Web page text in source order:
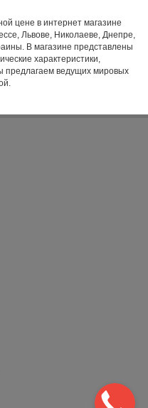
цене в интернет магазине
Львове, Николаеве, Днепре,
В магазине представлены
характеристики,
ведущих мировых